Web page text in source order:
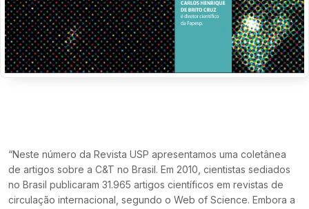
“Neste número da Revista USP apresentamos uma coletânea
de artigos sobre a C&T no Brasil. Em 2010, cientistas sediados
no Brasil publicaram 31.965 artigos científicos em revistas de
circulação internacional, segundo o Web of Science. Embora a